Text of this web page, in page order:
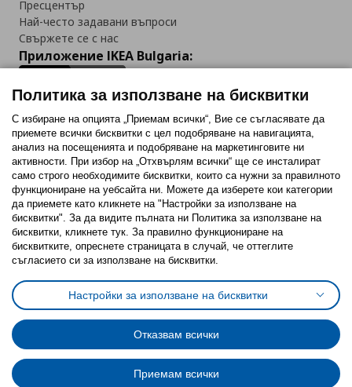
Пресцентър
Най-често задавани въпроси
Свържете се с нас
Приложение IKEA Bulgaria:
Последвайте ни:
FacebookTwitterYoutubePinterestInstagram
Политика за използване на бисквитки (Cookies)
Избор на настройки за използване на бисквитки
Условия за ползване на ikea.bgОбща политика за личните данни
Политика за защита на личните данни на ikea.bg
Общи условия на програма IKEA Family
Политика за защита на лични данни на програма IKEA Family
Политика за използване на бисквитки
С избиране на опцията „Приемам всички“, Вие се съгласявате да
приемете всички бисквитки с цел подобряване на навигацията,
анализ на посещенията и подобряване на маркетинговите ни
активности. При избор на „Отхвърлям всички“ ще се инсталират
само строго необходимитe бисквитки, които са нужни за правилното
функциониране на уебсайта ни. Можете да изберете кои категории
да приемете като кликнете на "Настройки за използване на
бисквитки". За да видите пълната ни Политика за използване на
бисквитки, кликнете тук. За правилно функциониране на
бисквитките, опреснете страницата в случай, че оттеглите
съгласието си за използване на бисквитки.
Настройки за използване на бисквитки
Отказвам всички
Приемам всички